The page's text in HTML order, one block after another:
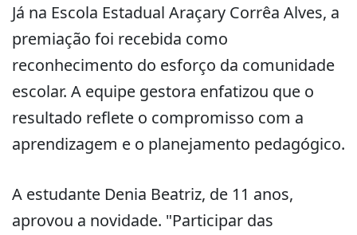
Já na Escola Estadual Araçary Corrêa Alves, a
premiação foi recebida como
reconhecimento do esforço da comunidade
escolar. A equipe gestora enfatizou que o
resultado reflete o compromisso com a
aprendizagem e o planejamento pedagógico.
A estudante Denia Beatriz, de 11 anos,
aprovou a novidade. "Participar das